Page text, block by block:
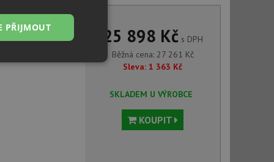
25 898 Kčs DPH
Běžná cena: 27 261 Kč
Sleva: 1 363 Kč
SKLADEM U VÝROBCE
KOUPIT
PŘIJMOUT
Nezařazené